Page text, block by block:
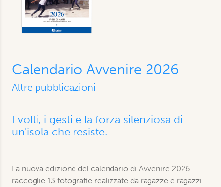
Calendario Avvenire 2026
Altre pubblicazioni
I volti, i gesti e la forza silenziosa di
un'isola che resiste.
La nuova edizione del calendario di Avvenire 2026
raccoglie 13 fotografie realizzate da ragazze e ragazzi